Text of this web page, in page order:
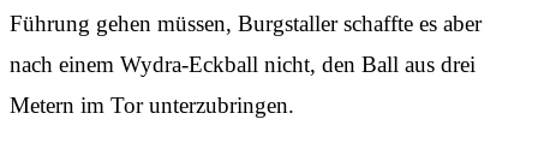
Führung gehen müssen, Burgstaller schaffte es aber
nach einem Wydra-Eckball nicht, den Ball aus drei
Metern im Tor unterzubringen.